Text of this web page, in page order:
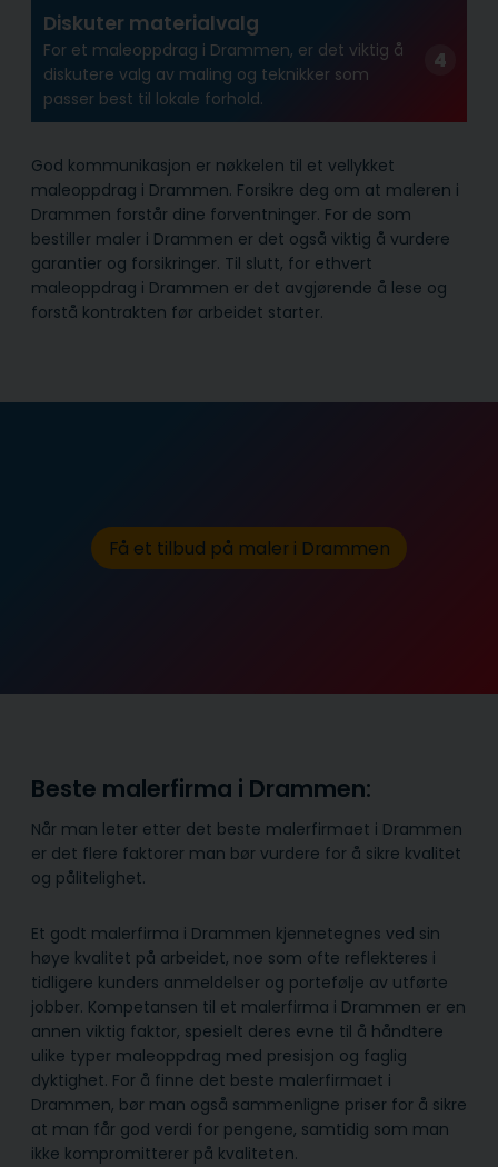
Diskuter materialvalg
For et maleoppdrag i Drammen, er det viktig å
diskutere valg av maling og teknikker som
passer best til lokale forhold.
God kommunikasjon er nøkkelen til et vellykket
maleoppdrag i Drammen. Forsikre deg om at maleren i
Drammen forstår dine forventninger. For de som
bestiller maler i Drammen er det også viktig å vurdere
garantier og forsikringer. Til slutt, for ethvert
maleoppdrag i Drammen er det avgjørende å lese og
forstå kontrakten før arbeidet starter.
Få et tilbud på maler i Drammen
Beste malerfirma i Drammen:
Når man leter etter det beste malerfirmaet i Drammen
er det flere faktorer man bør vurdere for å sikre kvalitet
og pålitelighet.
Et godt malerfirma i Drammen kjennetegnes ved sin
høye kvalitet på arbeidet, noe som ofte reflekteres i
tidligere kunders anmeldelser og portefølje av utførte
jobber. Kompetansen til et malerfirma i Drammen er en
annen viktig faktor, spesielt deres evne til å håndtere
ulike typer maleoppdrag med presisjon og faglig
dyktighet. For å finne det beste malerfirmaet i
Drammen, bør man også sammenligne priser for å sikre
at man får god verdi for pengene, samtidig som man
ikke kompromitterer på kvaliteten.